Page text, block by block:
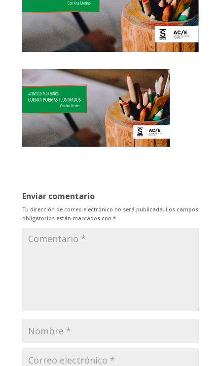
Enviar comentario
Tu dirección de correo electrónico no será publicada. Los campos
obligatorios están marcados con *